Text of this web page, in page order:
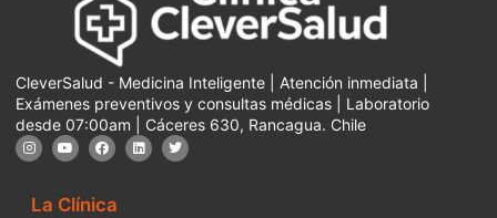
CleverSalud - Medicina Inteligente | Atención inmediata |
Exámenes preventivos y consultas médicas | Laboratorio
desde 07:00am | Cáceres 630, Rancagua. Chile
La Clínica